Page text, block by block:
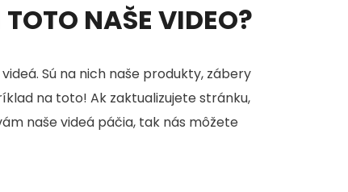
NAŠE VIDEO?
Sú na nich naše produkty, zábery
na toto! Ak zaktualizujete stránku,
naše videá páčia, tak nás môžete